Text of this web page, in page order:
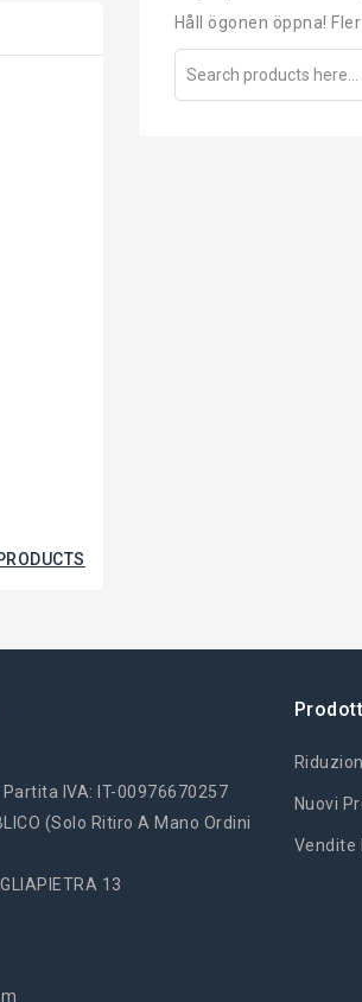
Håll ögonen öppna!
Partita IVA: IT-00976670257
(solo Ritiro A Mano Ordini
13
Nuovi
Vendite